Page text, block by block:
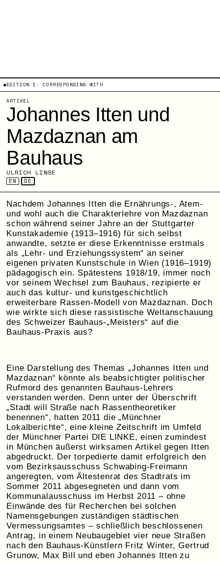
●EDITION 1:CORRESPONDING WITH
ARTIKEL
Johannes Itten und
Mazdaznan am
Bauhaus
ULRICH LINSE
EN DE
Nachdem Johannes Itten die Ernährungs-, Atem-
und wohl auch die Charakterlehre von Mazdaznan
schon während seiner Jahre an der Stuttgarter
Kunstakademie (1913–1916) für sich selbst
anwandte, setzte er diese Erkenntnisse erstmals
als „Lehr- und Erziehungssystem“ an seiner
eigenen privaten Kunstschule in Wien (1916–1919)
pädagogisch ein. Spätestens 1918/19, immer noch
vor seinem Wechsel zum Bauhaus, rezipierte er
auch das kultur- und kunstgeschichtlich
erweiterbare Rassen-Modell von Mazdaznan. Doch
wie wirkte sich diese rassistische Weltanschauung
des Schweizer Bauhaus-„Meisters“ auf die
Bauhaus-Praxis aus?
Eine Darstellung des Themas „Johannes Itten und
Mazdaznan“ könnte als beabsichtigter politischer
Rufmord des genannten Bauhaus-Lehrers
verstanden werden. Denn unter der Überschrift
„Stadt will Straße nach Rassentheoretiker
benennen“, hatten 2011 die „Münchner
Lokalberichte“, eine kleine Zeitschrift im Umfeld
der Münchner Partei DIE LINKE, einen zumindest
in München äußerst wirksamen Artikel gegen Itten
abgedruckt. Der torpedierte damit erfolgreich den
vom Bezirksausschuss Schwabing-Freimann
angeregten, vom Ältestenrat des Stadtrats im
Sommer 2011 abgesegneten und dann vom
Kommunalausschuss im Herbst 2011 – ohne
Einwände des für Recherchen bei solchen
Namensgebungen zuständigen städtischen
Vermessungsamtes – schließlich beschlossenen
Antrag, in einem Neubaugebiet vier neue Straßen
nach den Bauhaus-Künstlern Fritz Winter, Gertrud
Grunow, Max Bill und eben Johannes Itten zu